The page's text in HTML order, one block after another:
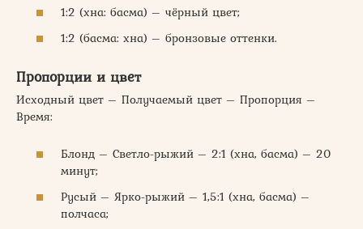
1:2 (хна: басма) – чёрный цвет;
1:2 (басма: хна) – бронзовые оттенки.
Пропорции и цвет
Исходный цвет – Получаемый цвет – Пропорция –
Время:
Блонд – Светло-рыжий – 2:1 (хна, басма) – 20
минут;
Русый – Ярко-рыжий – 1,5:1 (хна, басма) –
полчаса;